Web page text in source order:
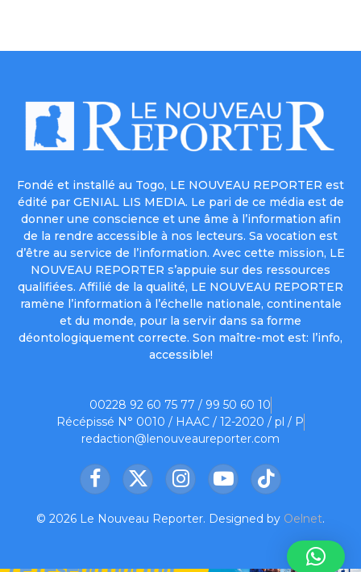
Fondé et installé au Togo, LE NOUVEAU REPORTER est
édité par GENIAL LIS MEDIA. Le pari de ce média est de
donner une conscience et une âme à l’information afin
de la rendre accessible à nos lecteurs. Sa vocation est
d’être au service de l’information. Avec cette mission, LE
NOUVEAU REPORTER s’appuie sur des ressources
qualifiées. Affilié de la qualité, LE NOUVEAU REPORTER
ramène l’information à l’échelle nationale, continentale
et du monde, pour la servir dans sa forme
déontologiquement correcte. Son maître-mot est: l’info,
accessible!
00228 92 60 75 77 / 99 50 60 10
Récépissé N° 0010 / HAAC / 12-2020 / pl / P
redaction@lenouveaureporter.com
Facebook
X
InstagramYouTubeTikTok
© 2026 Le Nouveau Reporter. Designed by Oelnet.